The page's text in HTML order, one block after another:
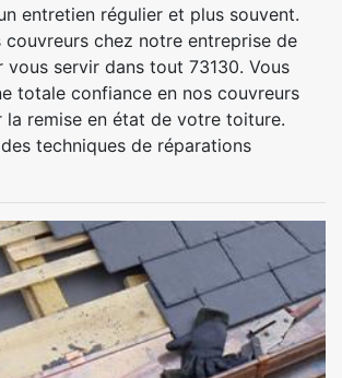
entretien régulier et plus souvent.
couvreurs chez notre entreprise de
servir dans tout 73130. Vous
totale confiance en nos couvreurs
la remise en état de votre toiture.
techniques de réparations